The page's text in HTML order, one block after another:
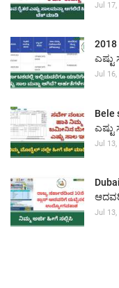
Jul 17,
ಎಷ್ಟು
Jul 16,
ಎಷ್ಟು
Jul 13,
Jul 13,